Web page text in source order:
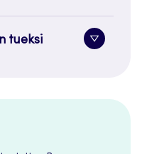
tueksi